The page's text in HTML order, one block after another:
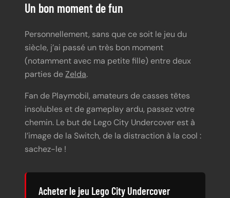
Un bon moment de fun
Personnellement, sans que ce soit le jeu du
siècle, j’ai passé un très bon moment
(notamment avec ma petite fille) entre deux
parties deZelda.
Fan de Playmobil, amateurs de casses têtes
insolubles et de gameplay ardu, passez votre
chemin. Le but de Lego City Undercover est à
l’image de la Switch, de la distraction à la cool :
sachez-le !
Acheter le jeu Lego City Undercover